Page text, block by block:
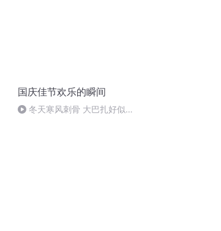
国庆佳节欢乐的瞬间
冬天寒风刺骨 大巴扎好似温